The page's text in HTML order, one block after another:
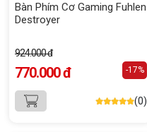
Bàn Phím Cơ Gaming Fuhlen
Destroyer
924.000 đ
770.000 đ -17%
(0)